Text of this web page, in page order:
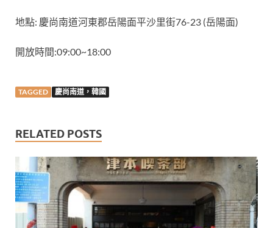
地點: 慶尚南道河東郡岳陽面平沙里街76-23 (岳陽面)
開放時間:09:00~18:00
TAGGED 慶尚南道，韓國
RELATED POSTS